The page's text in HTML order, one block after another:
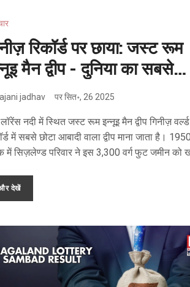
रिकॉर्ड पर छाया: जस्ट रूम
मैन द्वीप - दुनिया का सबसे
आबादी वाला द्वीप
jadhav परसित॰, 26 2025
नदी में स्थित जस्ट रूम इन्नूइ मैन द्वीप गिनीज़ वर्ल्ड
में सबसे छोटा आबादी वाला द्वीप माना जाता है।
में सिज़लेण्ड परिवार ने इस 3,300 वर्ग फुट जमीन को
टॉपिया टुज़ेंड आइलैंड्स के बीच पर्यटकों की आकर्षण बन
देखें